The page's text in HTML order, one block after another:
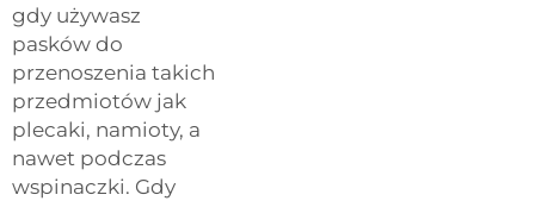
gdy używasz
pasków do
przenoszenia takich
przedmiotów jak
plecaki, namioty, a
nawet podczas
wspinaczki. Gdy